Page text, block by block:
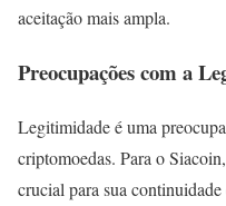
aceitação mais ampla.
Preocupações com a
Legitimidade é uma
criptomoedas. Para o
crucial para sua